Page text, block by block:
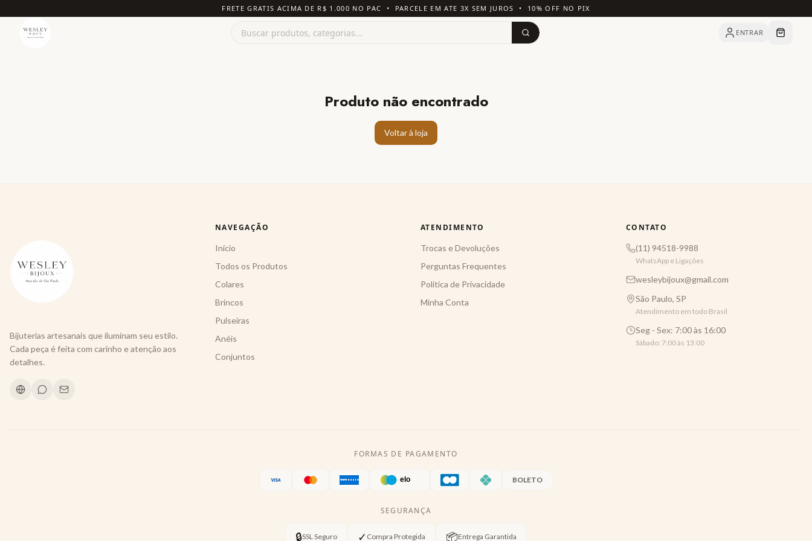
FRETE GRATIS ACIMA DE R$ 1.000 NO PAC • PARCELE EM ATE 3X SEM JUROS • 10% OFF NO PIX
ENTRAR
Produto não encontrado
Voltar à loja
Bijuterias artesanais que iluminam seu estilo.
Cada peça é feita com carinho e atenção aos
detalhes.
NAVEGAÇÃO
Início
Todos os Produtos
Colares
Brincos
Pulseiras
Anéis
Conjuntos
ATENDIMENTO
Trocas e Devoluções
Perguntas Frequentes
Política de Privacidade
Minha Conta
CONTATO
(11) 94518-9988
WhatsApp e Ligações
wesleybijoux@gmail.com
São Paulo, SP
Atendimento em todo Brasil
Seg - Sex: 7:00 às 16:00
Sábado: 7:00 às 13:00
FORMAS DE PAGAMENTO
BOLETO
SEGURANÇA
🔒SSL Seguro ✓ Compra Protegida 📦Entrega Garantida